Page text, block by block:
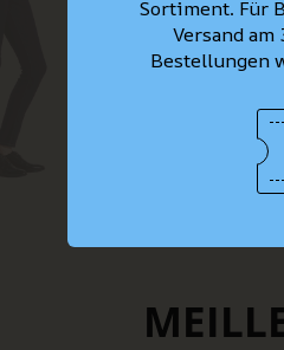
Sortiment. Für
Versand
Bestellungen